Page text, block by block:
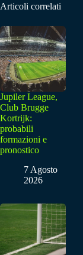
Articoli correlati
Jupiler League,
Club Brugge
Kortrijk:
probabili
formazioni e
pronostico
7 Agosto
2026